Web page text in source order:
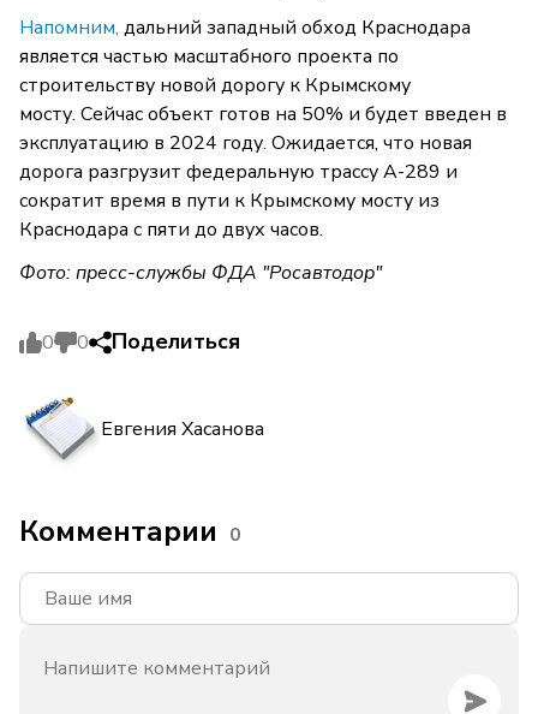
Напомним, дальний западный обход Краснодара
является частью масштабного проекта по
строительству новой дорогу к Крымскому
мосту. Сейчас объект готов на 50% и будет введен в
эксплуатацию в 2024 году. Ожидается, что новая
дорога разгрузит федеральную трассу А-289 и
сократит время в пути к Крымскому мосту из
Краснодара с пяти до двух часов.
Фото: пресс-службы ФДА "Росавтодор"
0 0 Поделиться
Евгения Хасанова
Комментарии 0